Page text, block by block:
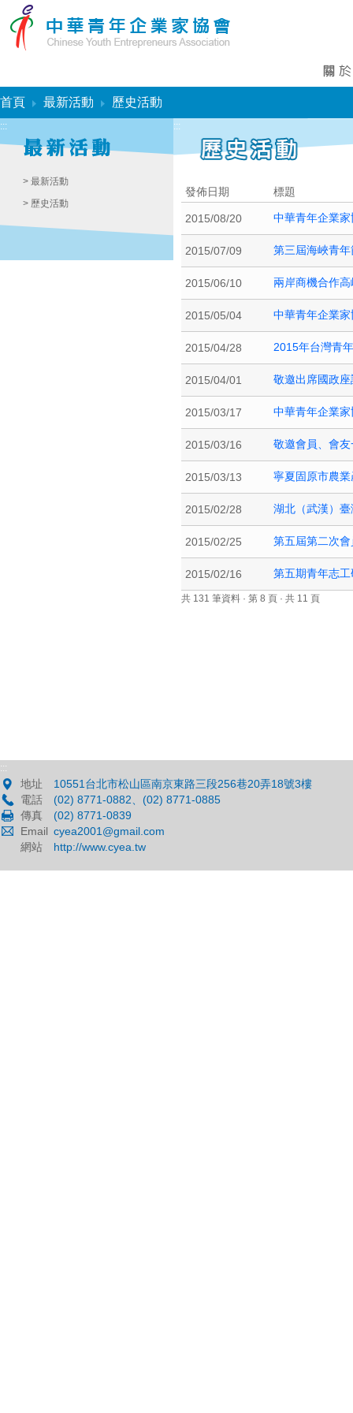
首頁 最新活動 歷史活動
:::
> 最新活動
> 歷史活動
:::
發佈日期 標題
2015/08/20 中華青年企業
2015/07/09 第三屆海峽青
2015/06/10 兩岸商機合作
2015/05/04 中華青年企業
2015/04/28 2015年台灣青
2015/04/01 敬邀出席國政
2015/03/17 中華青年企業
2015/03/16 敬邀會員、會
2015/03/13 寧夏固原市農
2015/02/28 湖北（武漢）
2015/02/25 第五屆第二次
2015/02/16 第五期青年志
共 131 筆資料 · 第 8 頁 · 共 11 頁
:::
地址
10551台北市松山區南京東路三段256巷20弄18號3樓
電話
(02) 8771-0882、(02) 8771-0885
傳真
(02) 8771-0839
Email cyea2001@gmail.com
網站
http://www.cyea.tw